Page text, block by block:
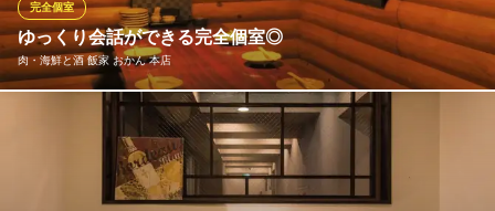
神戸牛炉窯炭焼 雪月風花 北野坂
神戸牛炉窯焼きステーキ
ＪＲ神戸線三ノ宮駅 徒歩3分
兵庫県神戸市中央区中山手通1-9-24 エムズ北野坂1F
ゆっくり会話ができる完全個室◎
肉・海鮮と酒 飯家 おかん 本店
完全個室
【完全個室 はなれ】おこもり感のある個室は予約必須！個室10名
～人数に合わせてご用意可能です♪ おしゃれな周りを気にせずお
食事と会話をお愉しみ頂けるプライベート個室を多数ご用意させ
ていただいております◎ デートから誕生日会・女子会・飲み会、